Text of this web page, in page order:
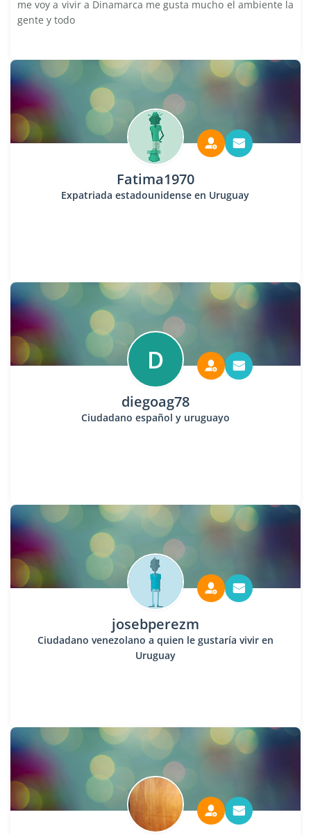
me voy a vivir a Dinamarca me gusta mucho el ambiente la
gente y todo
Fatima1970
Expatriada estadounidense en Uruguay
D
diegoag78
Ciudadano español y uruguayo
josebperezm
Ciudadano venezolano a quien le gustaría vivir en
Uruguay